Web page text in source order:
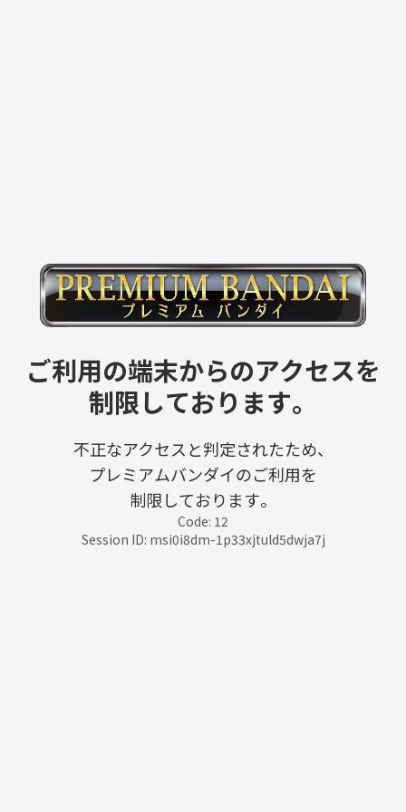
ご利用の端末からのアクセスを
制限しております。
不正なアクセスと判定されたため、
プレミアムバンダイのご利用を
制限しております。
Code: 12
Session ID: msi0i8dm-1p33xjtuld5dwja7j